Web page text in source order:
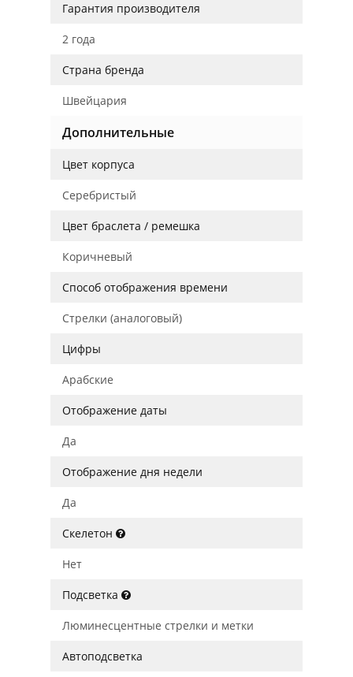
Гарантия производителя
2 года
Страна бренда
Швейцария
Дополнительные
Цвет корпуса
Серебристый
Цвет браслета / ремешка
Коричневый
Способ отображения времени
Стрелки (аналоговый)
Цифры
Арабские
Отображение даты
Да
Отображение дня недели
Да
Скелетон
Нет
Подсветка
Люминесцентные стрелки и метки
Автоподсветка